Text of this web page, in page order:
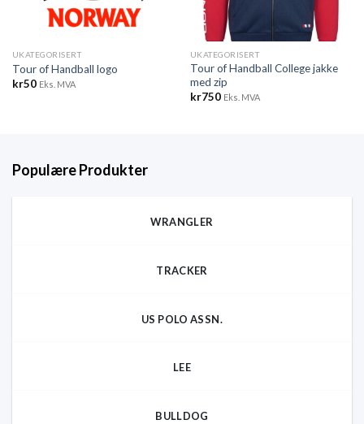
UKATEGORISERT
Tour of Handball logo
kr50 Eks. MVA
UKATEGORISERT
Tour of Handball College jakke
med zip
kr750 Eks. MVA
Populære Produkter
WRANGLER
TRACKER
US POLO ASSN.
LEE
BULLDOG